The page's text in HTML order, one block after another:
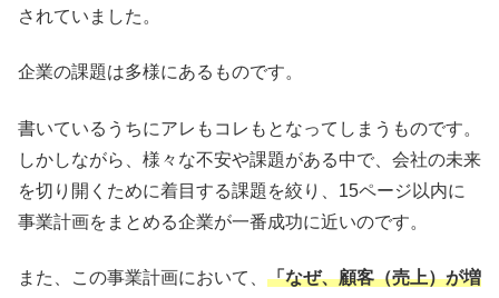
されていました。
企業の課題は多様にあるものです。
書いているうちにアレもコレもとなってしまうものです。
しかしながら、様々な不安や課題がある中で、会社の未来
を切り開くために着目する課題を絞り、15ページ以内に
事業計画をまとめる企業が一番成功に近いのです。
また、この事業計画において、 「なぜ、顧客（売上）が増